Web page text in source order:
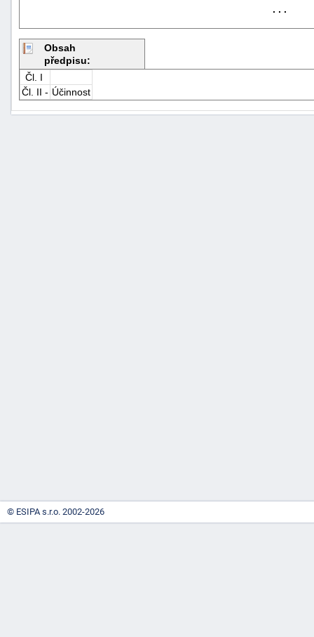
. . .
Obsah
předpisu:
Čl. I
Čl. II - Účinnost
© ESIPA s.r.o. 2002-2026